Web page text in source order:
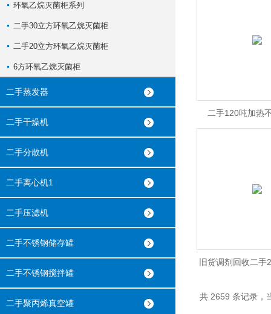
环氧乙烷灭菌柜系列
二手30立方环氧乙烷灭菌柜
二手20立方环氧乙烷灭菌柜
6方环氧乙烷灭菌柜
二手蒸发器
二手干燥机
二手分散机
二手离心机1
二手压滤机
二手不锈钢储存罐
二手不锈钢搅拌罐
二手聚丙烯真空罐
二手120吨加热
旧货调剂回收二手
共 2659 条记录